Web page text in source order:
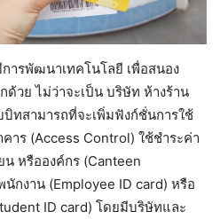
ารพัฒนาเทคโนโลยี เพื่อสนอง
ด้วย ไม่ว่าจะเป็น บริษัท ห้างร้าน
ทสามารถที่จะเพิ่มฟังก์ชั่นการใช้
คาร (Access Control) ใช้ชำระค่า
น หรือองค์กร (Canteen
กงาน (Employee ID card) หรือ
ID card) โดยมีบริษัทและ